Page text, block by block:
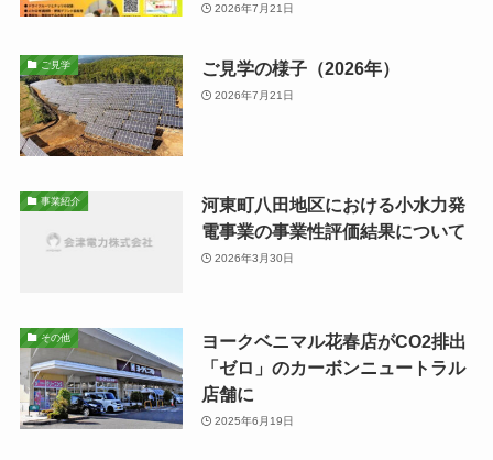
2026年7月21日
ご見学 ご見学の様子（2026年）
2026年7月21日
事業紹介
河東町八田地区における小水力発
電事業の事業性評価結果について
2026年3月30日
その他
ヨークベニマル花春店がCO2排出
「ゼロ」のカーボンニュートラル
店舗に
2025年6月19日